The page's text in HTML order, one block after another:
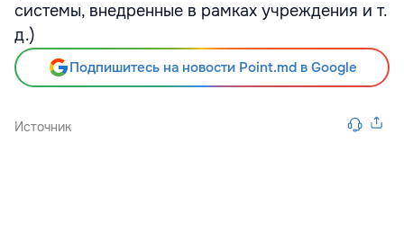
системы, внедренные в рамках учреждения и т.
д.)
Подпишитесь на новости Point.md в Google
Источник